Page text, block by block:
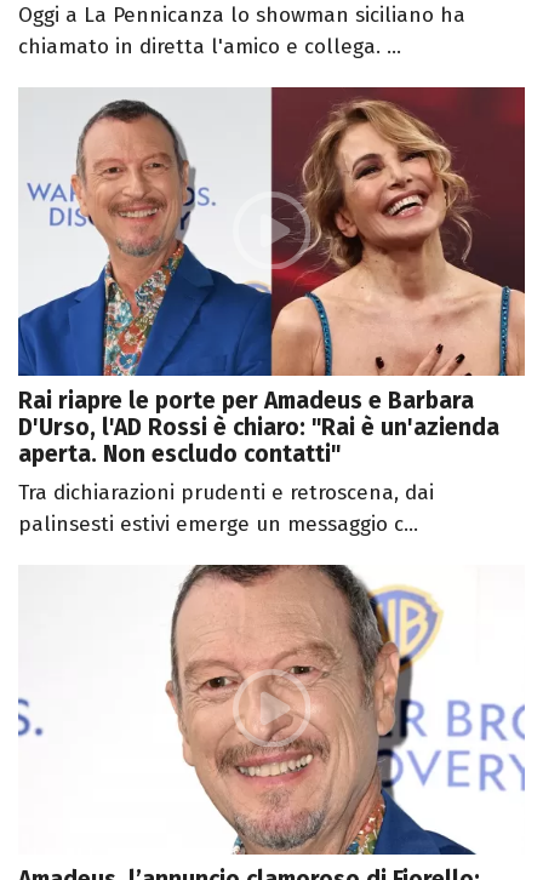
Oggi a La Pennicanza lo showman siciliano ha
chiamato in diretta l'amico e collega. ...
Rai riapre le porte per Amadeus e Barbara
D'Urso, l'AD Rossi è chiaro: "Rai è un'azienda
aperta. Non escludo contatti"
Tra dichiarazioni prudenti e retroscena, dai
palinsesti estivi emerge un messaggio c...